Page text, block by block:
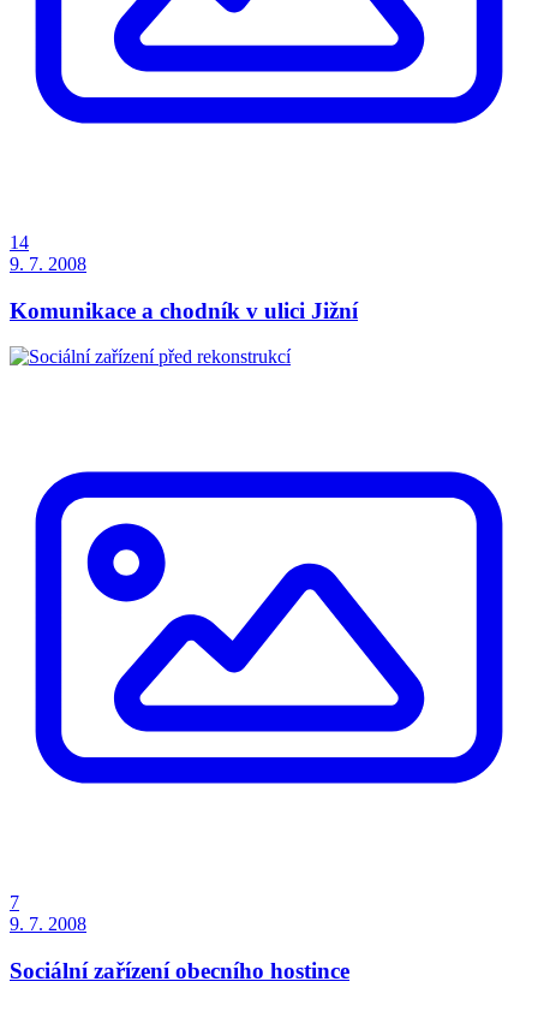
14
9. 7. 2008
Komunikace a chodník v ulici Jižní
7
9. 7. 2008
Sociální zařízení obecního hostince